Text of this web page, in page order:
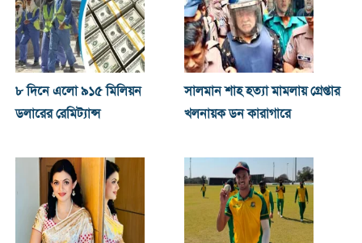
৮ দিনে এলো ৯১৫ মিলিয়ন
ডলারের রেমিট্যান্স
সালমান শাহ হত্যা মামলায় গ্রেপ্তার
খলনায়ক ডন কারাগারে